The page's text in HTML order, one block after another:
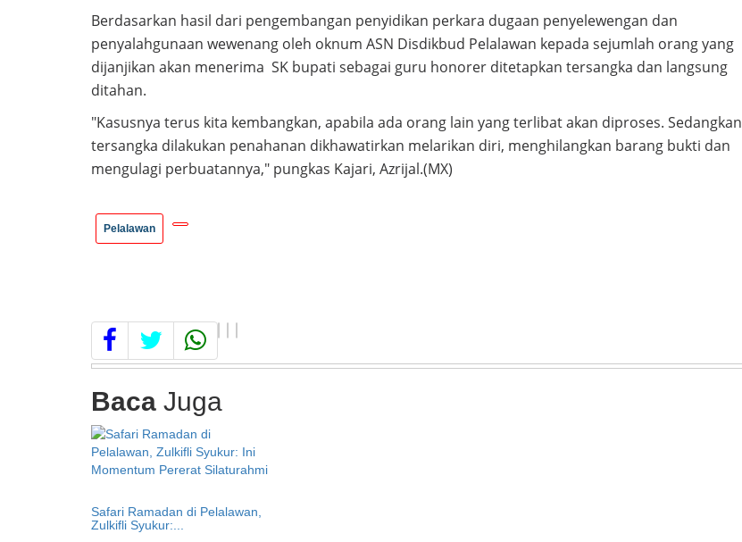
Berdasarkan hasil dari pengembangan penyidikan perkara dugaan penyelewengan dan
penyalahgunaan wewenang oleh oknum ASN Disdikbud Pelalawan kepada sejumlah orang yang
dijanjikan akan menerima SK bupati sebagai guru honorer ditetapkan tersangka dan langsung
ditahan.
"Kasusnya terus kita kembangkan, apabila ada orang lain yang terlibat akan diproses. Sedangkan
tersangka dilakukan penahanan dikhawatirkan melarikan diri, menghilangkan barang bukti dan
mengulagi perbuatannya," pungkas Kajari, Azrijal.(MX)
Pelalawan
Baca Juga
Safari Ramadan di Pelalawan,
Zulkifli Syukur:...